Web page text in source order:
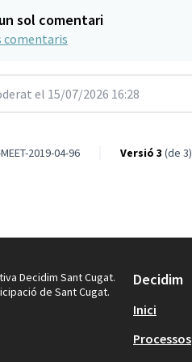
sol comentari
comentaris
el 15/07/2026 16:28
2019-04-96 Versió 3 (de 3)
Decidim Sant Cugat.
de Sant Cugat.
Decidim
Inici
Processos